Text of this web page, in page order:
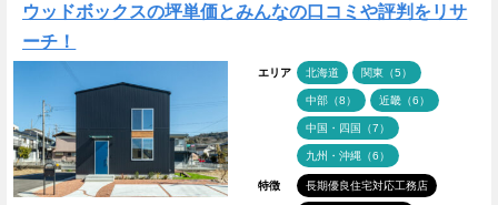
ウッドボックスの坪単価とみんなの口コミや評判をリサ
ーチ！
エリア 北海道 関東（5）
中部（8） 近畿（6）
中国・四国（7）
九州・沖縄（6）
特徴 長期優良住宅対応工務店